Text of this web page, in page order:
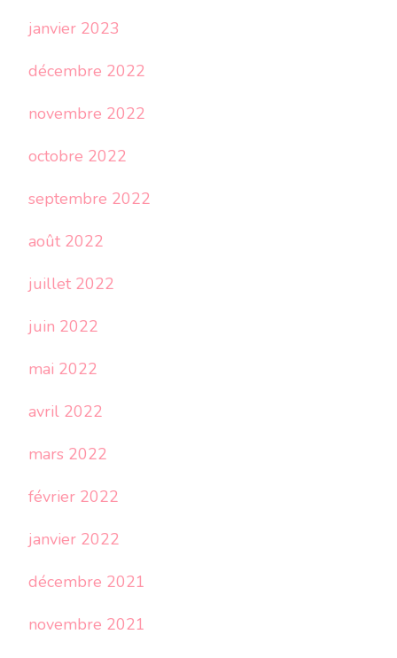
janvier 2023
décembre 2022
novembre 2022
octobre 2022
septembre 2022
août 2022
juillet 2022
juin 2022
mai 2022
avril 2022
mars 2022
février 2022
janvier 2022
décembre 2021
novembre 2021